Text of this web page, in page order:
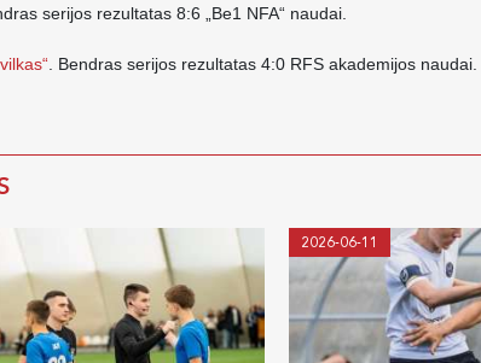
serijos rezultatas 8:6 „Be1 NFA“ naudai.
. Bendras serijos rezultatas 4:0 RFS akademijos naudai.
2026-06-11